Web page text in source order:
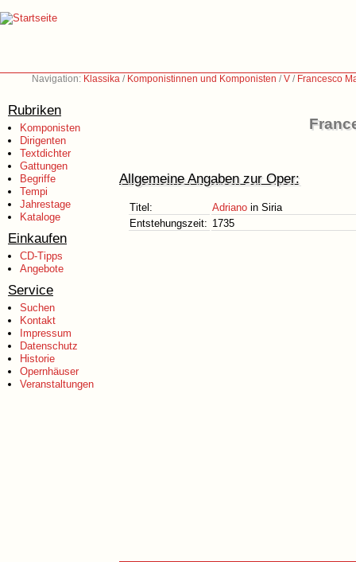
Navigation: Klassika / Komponistinnen und Komponisten /V / Francesco
Rubriken
Komponisten
Dirigenten
Textdichter
Gattungen
Begriffe
Tempi
Jahrestage
Kataloge
Einkaufen
CD-Tipps
Angebote
Service
Suchen
Kontakt
Impressum
Datenschutz
Historie
Opernhäuser
Veranstaltungen
Allgemeine Angaben zur Oper:
Titel: Adriano in Siria
Entstehungszeit: 1735